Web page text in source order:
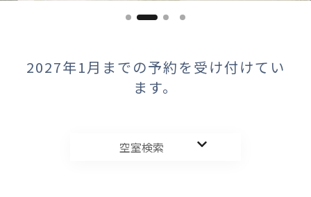
2027年1月までの予約を受け付けてい
ます。
空室検索